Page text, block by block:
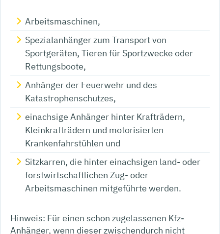
Arbeitsmaschinen,
Spezialanhänger zum Transport von
Sportgeräten, Tieren für Sportzwecke oder
Rettungsboote,
Anhänger der Feuerwehr und des
Katastrophenschutzes,
einachsige Anhänger hinter Krafträdern,
Kleinkrafträdern und motorisierten
Krankenfahrstühlen und
Sitzkarren, die hinter einachsigen land- oder
forstwirtschaftlichen Zug- oder
Arbeitsmaschinen mitgeführte werden.
Hinweis: Für einen schon zugelassenen Kfz-
Anhänger, wenn dieser zwischendurch nicht